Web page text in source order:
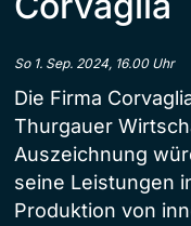
So 1. Sep. 2024, 16.00 Uhr
Die Firma
Thurgauer
Auszeichnung
seine Leistungen
Produktion von